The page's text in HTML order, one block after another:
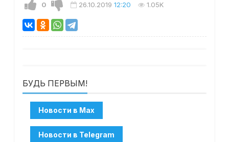
0 26.10.2019 12:20 1.05K
БУДЬ ПЕРВЫМ!